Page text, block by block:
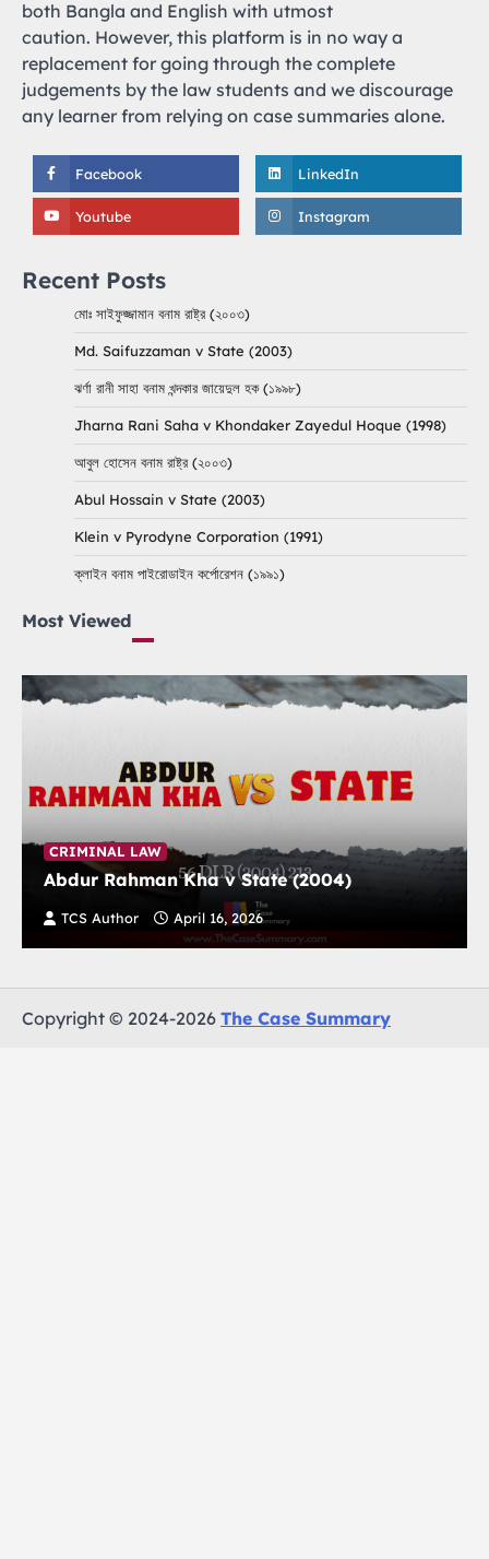
both Bangla and English with utmost
caution. However, this platform is in no way a
replacement for going through the complete
judgements by the law students and we discourage
any learner from relying on case summaries alone.
Facebook LinkedIn
Youtube Instagram
Recent Posts
মোঃ সাইফুজ্জামান বনাম রাষ্ট্র (২০০৩)
Md. Saifuzzaman v State (2003)
ঝর্ণা রানী সাহা বনাম খন্দকার জায়েদুল হক (১৯৯৮)
Jharna Rani Saha v Khondaker Zayedul Hoque (1998)
আবুল হোসেন বনাম রাষ্ট্র (২০০৩)
Abul Hossain v State (2003)
Klein v Pyrodyne Corporation (1991)
ক্লাইন বনাম পাইরোডাইন কর্পোরেশন (১৯৯১)
Most Viewed
CRIMINAL LAW
Abdur Rahman Kha v State (2004)
TCS Author April 16, 2026
Copyright © 2024-2026 The Case Summary